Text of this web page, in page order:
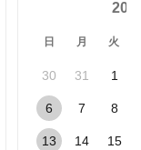
日 月 火
30 31 1
6 7 8
13 14 15